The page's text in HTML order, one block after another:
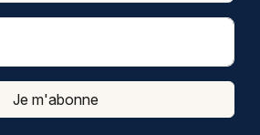
Je m'abonne